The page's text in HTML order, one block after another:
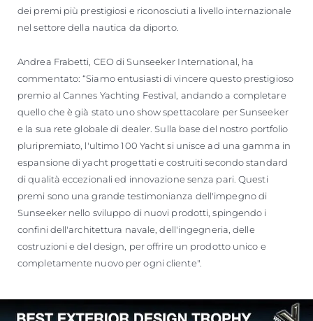
dei premi più prestigiosi e riconosciuti a livello internazionale
nel settore della nautica da diporto.
Andrea Frabetti, CEO di Sunseeker International, ha
commentato: “Siamo entusiasti di vincere questo prestigioso
premio al Cannes Yachting Festival, andando a completare
quello che è già stato uno show spettacolare per Sunseeker
e la sua rete globale di dealer. Sulla base del nostro portfolio
pluripremiato, l'ultimo 100 Yacht si unisce ad una gamma in
espansione di yacht progettati e costruiti secondo standard
di qualità eccezionali ed innovazione senza pari. Questi
premi sono una grande testimonianza dell'impegno di
Sunseeker nello sviluppo di nuovi prodotti, spingendo i
confini dell'architettura navale, dell'ingegneria, delle
costruzioni e del design, per offrire un prodotto unico e
completamente nuovo per ogni cliente".